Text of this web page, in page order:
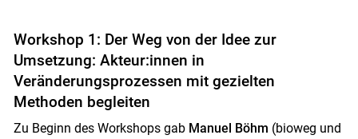
Workshop 1: Der Weg von der Idee zur
Umsetzung: Akteur:innen in
Veränderungsprozessen mit gezielten
Methoden begleiten
Zu Beginn des Workshops gab Manuel Böhm (bioweg und